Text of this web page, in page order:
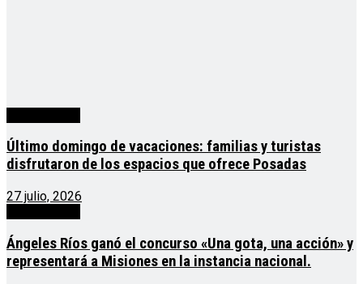
Último domingo de vacaciones: familias y turistas
disfrutaron de los espacios que ofrece Posadas
27 julio, 2026
Ángeles Ríos ganó el concurso «Una gota, una acción» y
representará a Misiones en la instancia nacional.